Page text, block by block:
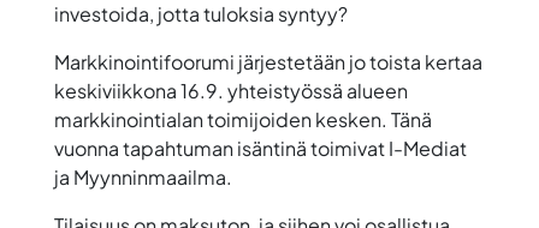
investoida, jotta tuloksia syntyy?
Markkinointifoorumi järjestetään jo toista kertaa
keskiviikkona16.9. yhteistyössä alueen
markkinointialan toimijoiden kesken. Tänä
vuonna tapahtuman isäntinä toimivat I-Mediat
ja Myynninmaailma.